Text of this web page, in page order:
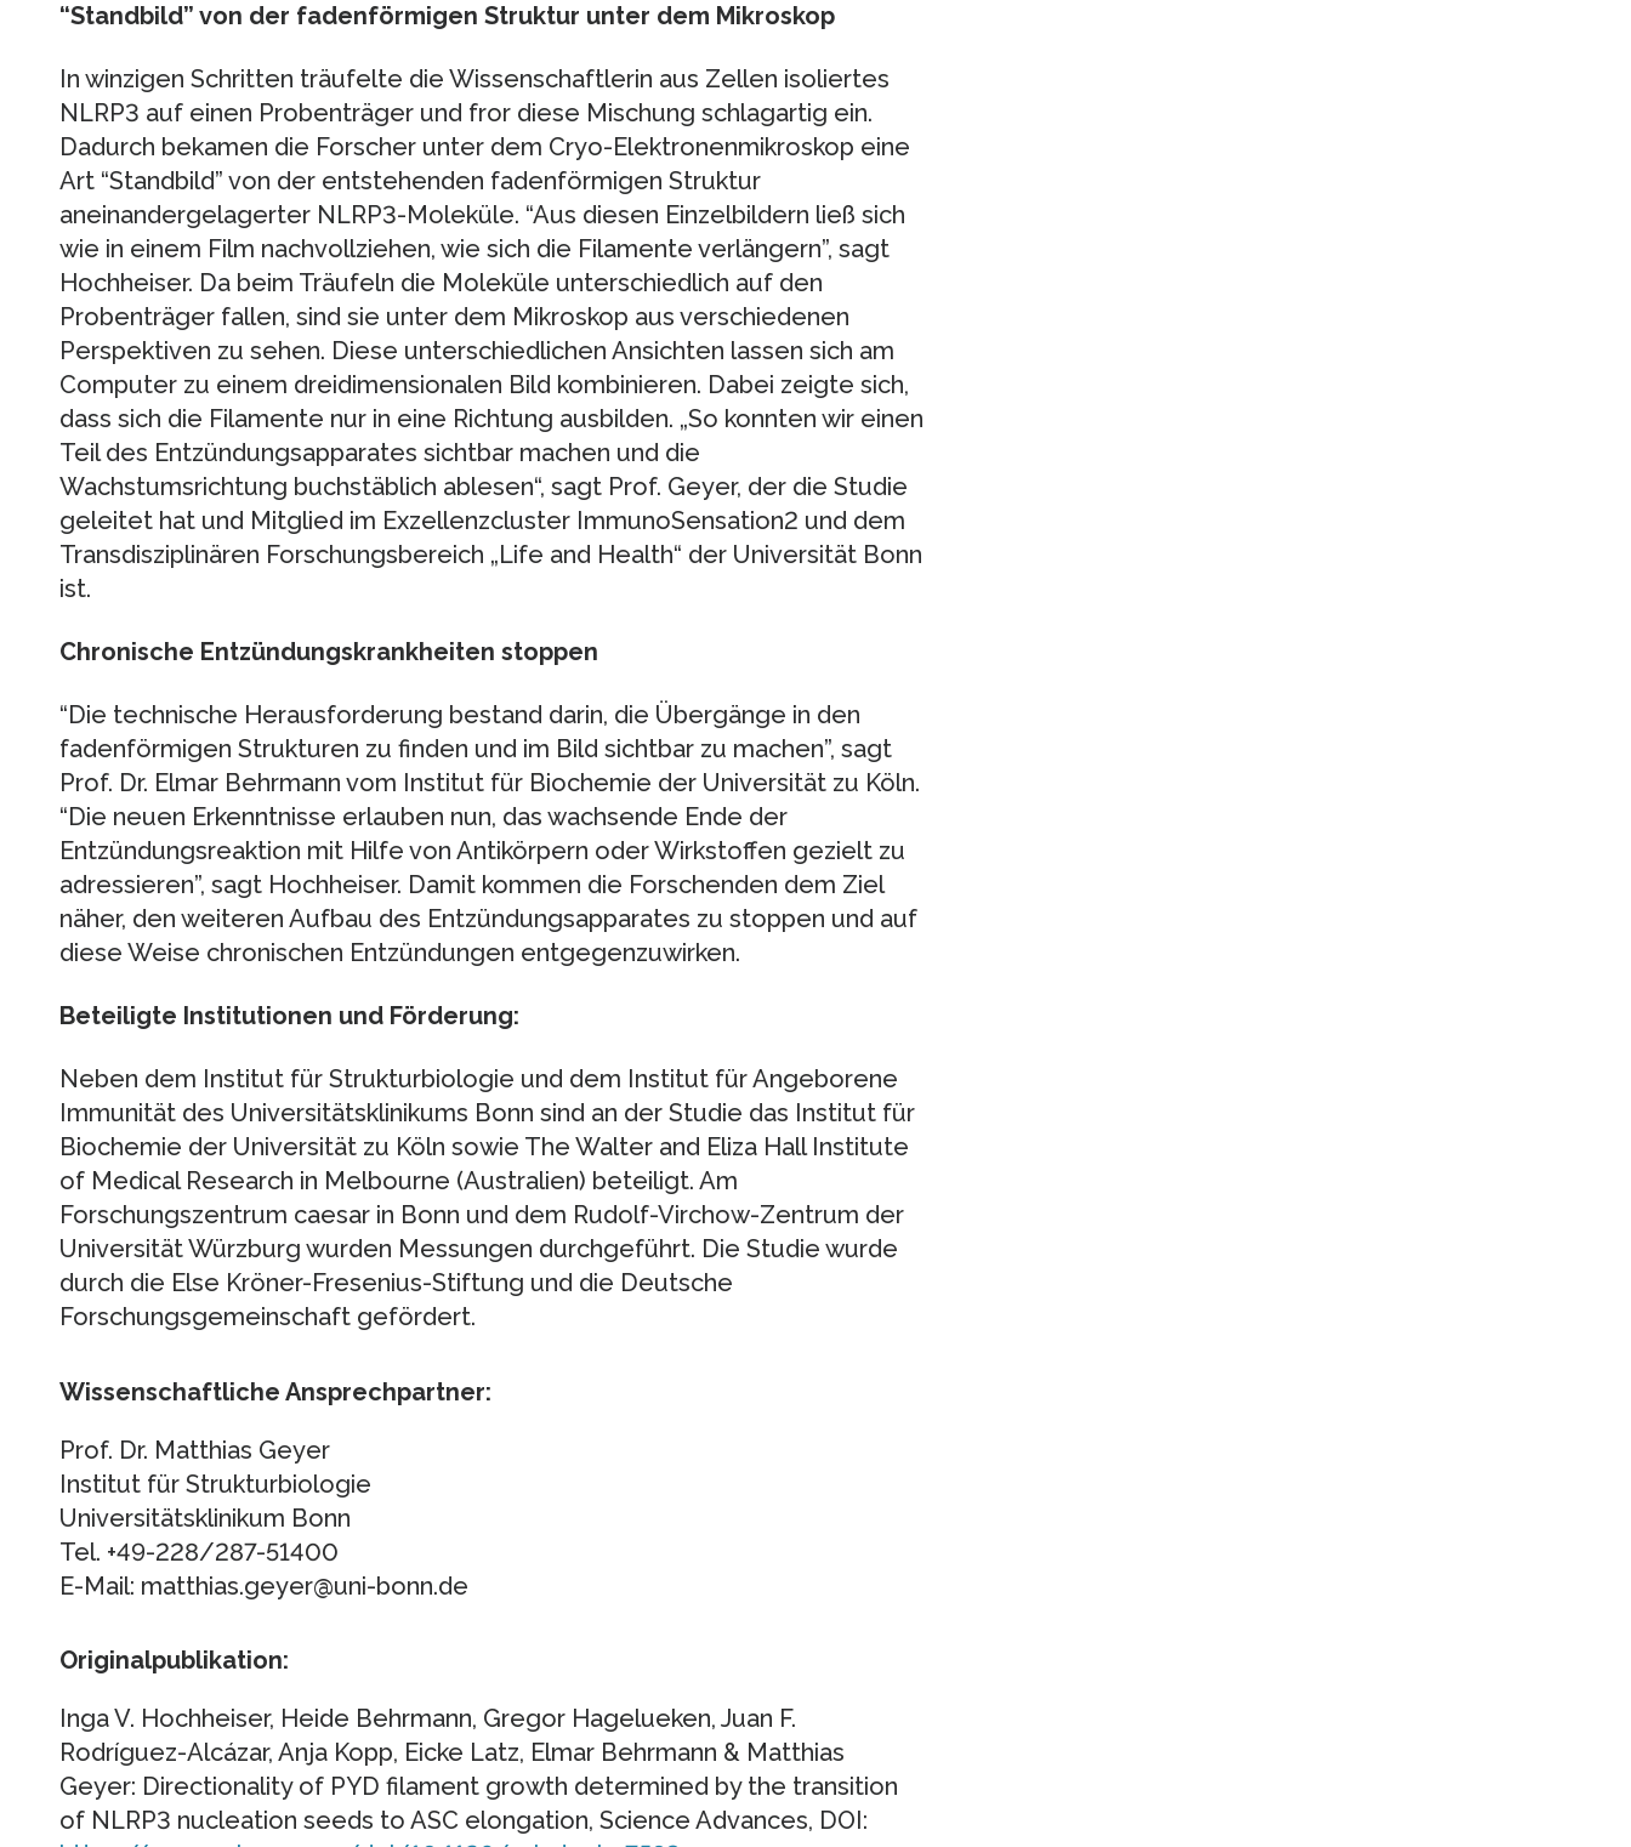
“Standbild” von der fadenförmigen Struktur unter dem Mikroskop
In winzigen Schritten träufelte die Wissenschaftlerin aus Zellen isoliertes
NLRP3 auf einen Probenträger und fror diese Mischung schlagartig ein.
Dadurch bekamen die Forscher unter dem Cryo-Elektronenmikroskop eine
Art “Standbild” von der entstehenden fadenförmigen Struktur
aneinandergelagerter NLRP3-Moleküle. “Aus diesen Einzelbildern ließ sich
wie in einem Film nachvollziehen, wie sich die Filamente verlängern”, sagt
Hochheiser. Da beim Träufeln die Moleküle unterschiedlich auf den
Probenträger fallen, sind sie unter dem Mikroskop aus verschiedenen
Perspektiven zu sehen. Diese unterschiedlichen Ansichten lassen sich am
Computer zu einem dreidimensionalen Bild kombinieren. Dabei zeigte sich,
dass sich die Filamente nur in eine Richtung ausbilden. „So konnten wir einen
Teil des Entzündungsapparates sichtbar machen und die
Wachstumsrichtung buchstäblich ablesen“, sagt Prof. Geyer, der die Studie
geleitet hat und Mitglied im Exzellenzcluster ImmunoSensation2 und dem
Transdisziplinären Forschungsbereich „Life and Health“ der Universität Bonn
ist.
Chronische Entzündungskrankheiten stoppen
“Die technische Herausforderung bestand darin, die Übergänge in den
fadenförmigen Strukturen zu finden und im Bild sichtbar zu machen”, sagt
Prof. Dr. Elmar Behrmann vom Institut für Biochemie der Universität zu Köln.
“Die neuen Erkenntnisse erlauben nun, das wachsende Ende der
Entzündungsreaktion mit Hilfe von Antikörpern oder Wirkstoffen gezielt zu
adressieren”, sagt Hochheiser. Damit kommen die Forschenden dem Ziel
näher, den weiteren Aufbau des Entzündungsapparates zu stoppen und auf
diese Weise chronischen Entzündungen entgegenzuwirken.
Beteiligte Institutionen und Förderung:
Neben dem Institut für Strukturbiologie und dem Institut für Angeborene
Immunität des Universitätsklinikums Bonn sind an der Studie das Institut für
Biochemie der Universität zu Köln sowie The Walter and Eliza Hall Institute
of Medical Research in Melbourne (Australien) beteiligt. Am
Forschungszentrum caesar in Bonn und dem Rudolf-Virchow-Zentrum der
Universität Würzburg wurden Messungen durchgeführt. Die Studie wurde
durch die Else Kröner-Fresenius-Stiftung und die Deutsche
Forschungsgemeinschaft gefördert.
Wissenschaftliche Ansprechpartner:
Prof. Dr. Matthias Geyer
Institut für Strukturbiologie
Universitätsklinikum Bonn
Tel. +49-228/287-51400
E-Mail: matthias.geyer@uni-bonn.de
Originalpublikation:
Inga V. Hochheiser, Heide Behrmann, Gregor Hagelueken, Juan F.
Rodríguez-Alcázar, Anja Kopp, Eicke Latz, Elmar Behrmann & Matthias
Geyer: Directionality of PYD filament growth determined by the transition
of NLRP3 nucleation seeds to ASC elongation, Science Advances, DOI: